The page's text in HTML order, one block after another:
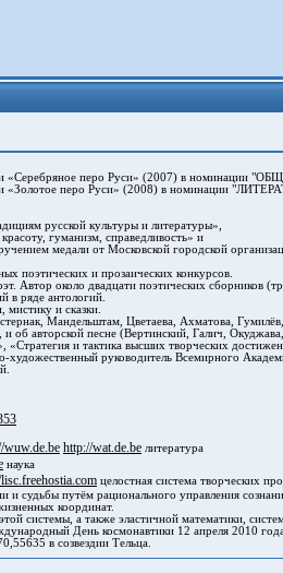
«Серебряное перо Руси» (2007) в
«Золотое перо Руси» (2008) в номинации
русской культуры и литературы»,
гуманизм, справедливость» и
медали от Московской городской
поэтических и прозаических конкурсов.
Автор около двадцати поэтических сборников
в ряде антологий.
и сказки.
Мандельштам, Цветаева, Ахматова,
об авторской песне (Вертинский, Галич,
«Стратегия и тактика высших творческих
руководитель Всемирного
wuw.de.be http://wat.de.be литература
наука
целостная система творческих
и судьбы путём рационального управления
координат.
системы, а также эластичной математики,
День космонавтики 12 апреля 2010
в созвездии Тельца.